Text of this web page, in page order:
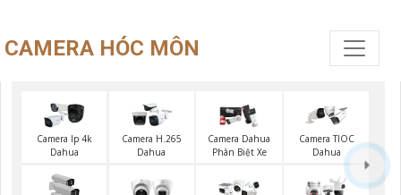
CAMERA HÓC MÔN
Camera Ip 4k
Dahua
Camera H.265
Dahua
Camera Dahua
Phân Biệt Xe
Camera TIOC
Dahua